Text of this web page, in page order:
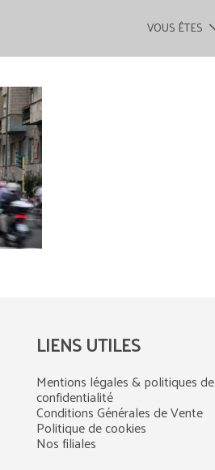
VOUS ÊTES
LIENS UTILES
Mentions légales & politiques de
confidentialité
Conditions Générales de Vente
Politique de cookies
Nos filiales